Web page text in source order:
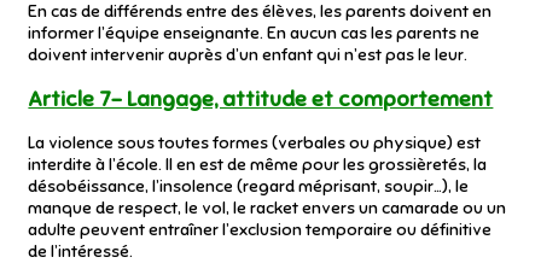
En cas de différends entre des élèves, les parents doivent en
informer l’équipe enseignante. En aucun cas les parents ne
doivent intervenir auprès d’un enfant qui n’est pas le leur.
Article 7- Langage, attitude et comportement
La violence sous toutes formes (verbales ou physique) est
interdite à l’école. Il en est de même pour les grossièretés, la
désobéissance, l’insolence (regard méprisant, soupir…), le
manque de respect, le vol, le racket envers un camarade ou un
adulte peuvent entraîner l’exclusion temporaire ou définitive
de l’intéressé.